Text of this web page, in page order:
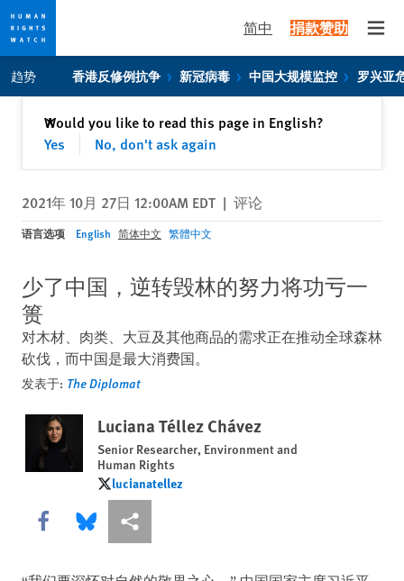
Skip
to
privacy
Skip
to
content
简中 捐款赞助
趋势 香港反修例抗争 新冠病毒 中国大规模监控 罗兴亚
Would you like to read this page in English?
Yes
No, don't ask again
✕关闭
2021年 10月 27日 12:00AM EDT | 评论
语言选项 English 简体中文 繁體中文
少了中国，逆转毁林的努力将功亏一
篑
对木材、肉类、大豆及其他商品的需求正在推动全球森林
砍伐，而中国是最大消费国。
发表于: The Diplomat
Luciana Téllez Chávez
Senior Researcher, Environment and
Human Rights
lucianatellez
lucianatellez
Share this via Facebook
Share this via Bluesky
More sharing options